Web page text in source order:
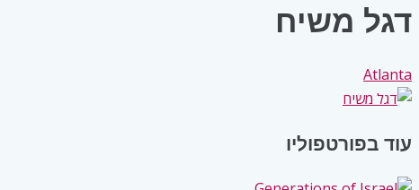
דגל משיח
Atlanta
עוד בפורטפוליו